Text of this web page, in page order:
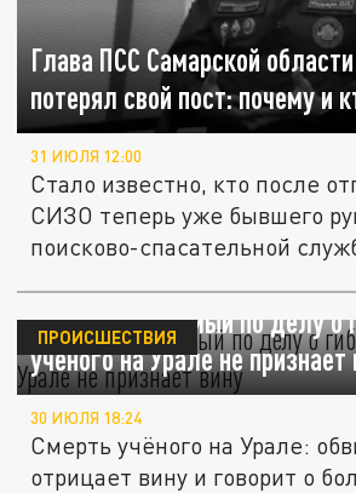
Глава ПСС Самарской
потерял свой пост: почему и
31 ИЮЛЯ 12:00
Стало известно, кто после
СИЗО теперь уже бывшего
поисково-спасательной
E1.RU: Обвиняемый по делу о
ученого на Урале не признает
ПРОИСШЕСТВИЯ
30 ИЮЛЯ 18:24
Смерть учёного на Урале:
отрицает вину и говорит о